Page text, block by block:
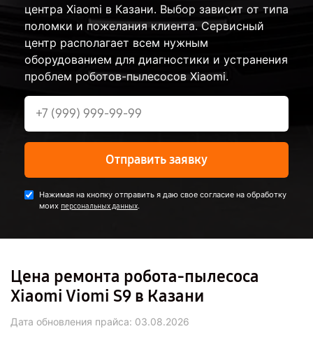
центра Xiaomi в Казани. Выбор зависит от типа
поломки и пожелания клиента. Сервисный
центр располагает всем нужным
оборудованием для диагностики и устранения
проблем роботов-пылесосов Xiaomi.
Отправить заявку
Нажимая на кнопку отправить я даю свое согласие на обработку
моих персональных данных.
Цена ремонта робота-пылесоса
Xiaomi Viomi S9 в Казани
Дата обновления прайса: 03.08.2026